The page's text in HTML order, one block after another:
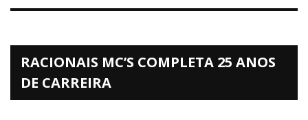
RACIONAIS MC’S COMPLETA 25 ANOS
DE CARREIRA